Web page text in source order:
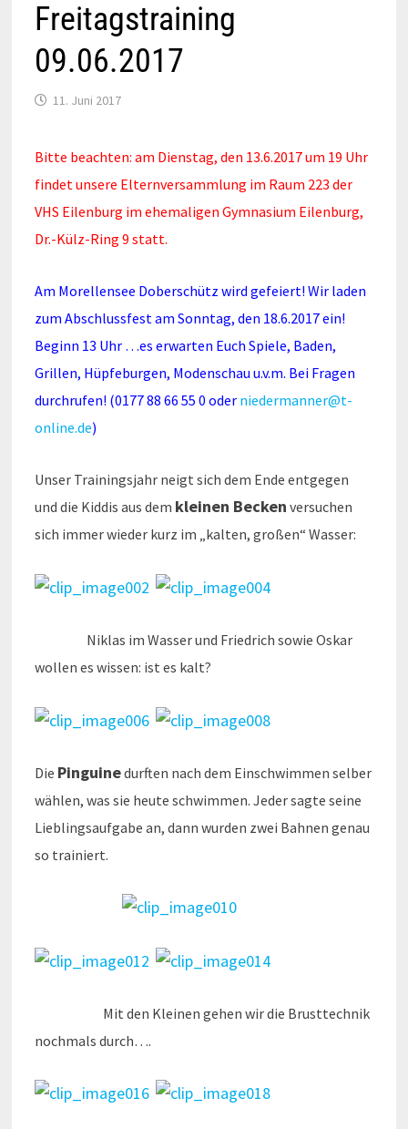
Freitagstraining
09.06.2017
11. Juni 2017
Bitte beachten: am Dienstag, den 13.6.2017 um 19 Uhr
findet unsere Elternversammlung im Raum 223 der
VHS Eilenburg im ehemaligen Gymnasium Eilenburg,
Dr.-Külz-Ring 9 statt.
Am Morellensee Doberschütz wird gefeiert! Wir laden
zum Abschlussfest am Sonntag, den 18.6.2017 ein!
Beginn 13 Uhr …es erwarten Euch Spiele, Baden,
Grillen, Hüpfeburgen, Modenschau u.v.m. Bei Fragen
durchrufen! (0177 88 66 55 0 oder niedermanner@t-
online.de)
Unser Trainingsjahr neigt sich dem Ende entgegen
und die Kiddis aus dem kleinen Becken versuchen
sich immer wieder kurz im „kalten, großen“ Wasser:
Niklas im Wasser und Friedrich sowie Oskar
wollen es wissen: ist es kalt?
Die Pinguinedurften nach dem Einschwimmen selber
wählen, was sie heute schwimmen. Jeder sagte seine
Lieblingsaufgabe an, dann wurden zwei Bahnen genau
so trainiert.
Mit den Kleinen gehen wir die Brusttechnik
nochmals durch….